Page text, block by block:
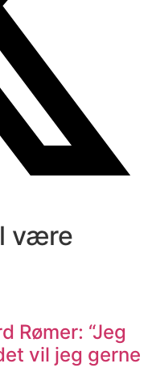
være
Rømer: “Jeg
vil jeg gerne